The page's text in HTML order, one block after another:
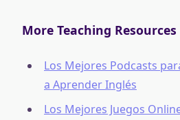
More Teaching Resources
Los Mejores Podcasts
a Aprender Inglés
Los Mejores Juegos